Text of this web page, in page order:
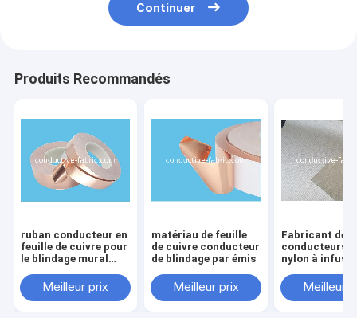
Continuer
Produits Recommandés
ruban conducteur en
feuille de cuivre pour
le blindage mural
Meilleur prix
matériau de feuille
de cuivre conducteur
de blindage par émis
Meilleur prix
Fabricant de
conducteurs
nylon à
blocage des
rayonnements
Meilleur